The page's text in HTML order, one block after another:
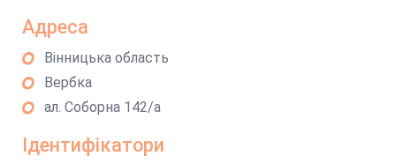
Адреса
Вінницька область
Вербка
ал. Соборна 142/а
Ідентифікатори